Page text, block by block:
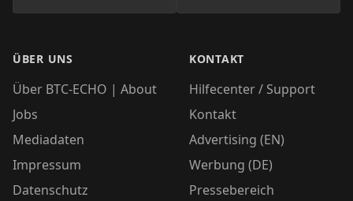
ÜBER UNS
Über BTC-ECHO | About
Jobs
Mediadaten
Impressum
Datenschutz
KONTAKT
Hilfecenter / Support
Kontakt
Advertising (EN)
Werbung (DE)
Pressebereich